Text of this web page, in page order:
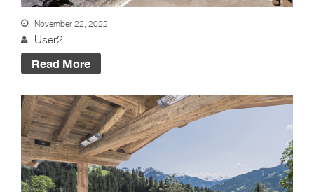
November 22, 2022
User2
Read More